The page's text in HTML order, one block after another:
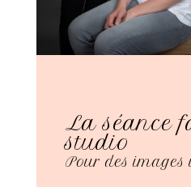
La séance
studio
Pour des images